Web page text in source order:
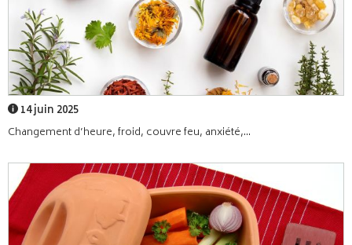
14 juin 2025
Changement d’heure, froid, couvre feu, anxiété,...